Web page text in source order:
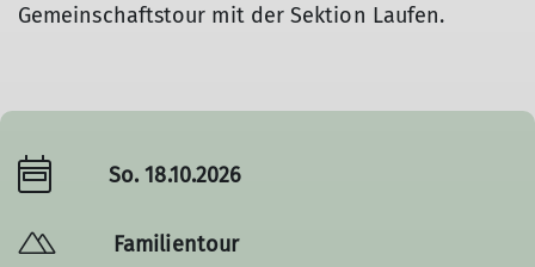
Gemeinschaftstour mit der Sektion Laufen.
So. 18.10.2026
Familientour